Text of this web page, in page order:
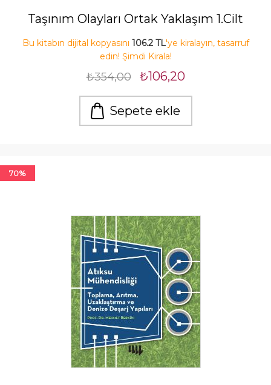
Taşınım Olayları Ortak Yaklaşım 1.Cilt
Bu kitabın dijital kopyasını 106.2 TL'ye kiralayın, tasarruf
edin! Şimdi Kirala!
₺354,00 ₺106,20
Sepete ekle
70%